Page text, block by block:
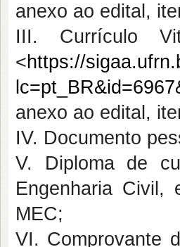
anexo ao edital,
III. Currículo
<https://
anexo ao edital,
IV. Documento
V. Diploma de
Engenharia Civil,
MEC;
VI. Comprovante